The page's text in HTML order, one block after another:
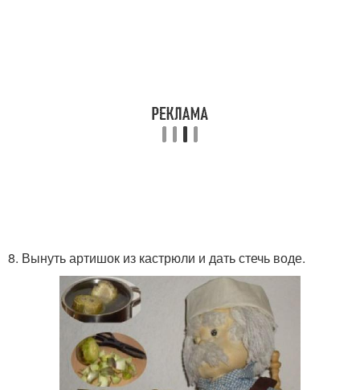
8. Вынуть артишок из кастрюли и дать стечь воде.